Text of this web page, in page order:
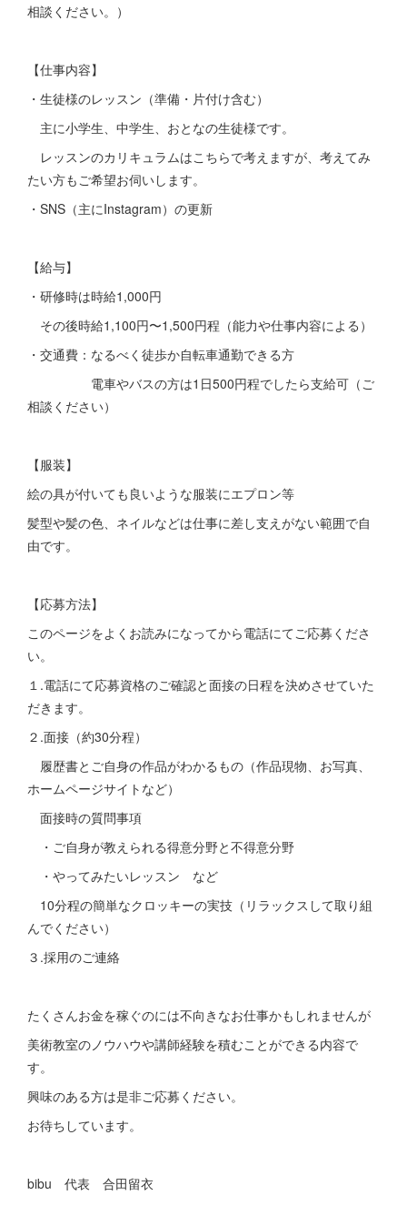
相談ください。）
【仕事内容】
・生徒様のレッスン（準備・片付け含む）
主に小学生、中学生、おとなの生徒様です。
レッスンのカリキュラムはこちらで考えますが、考えてみ
たい方もご希望お伺いします。
・SNS（主にInstagram）の更新
【給与】
・研修時は時給1,000円
その後時給1,100円〜1,500円程（能力や仕事内容による）
・交通費：なるべく徒歩か自転車通勤できる方
電車やバスの方は1日500円程でしたら支給可（ご
相談ください）
【服装】
絵の具が付いても良いような服装にエプロン等
髪型や髪の色、ネイルなどは仕事に差し支えがない範囲で自
由です。
【応募方法】
このページをよくお読みになってから電話にてご応募くださ
い。
１.電話にて応募資格のご確認と面接の日程を決めさせていた
だきます。
２.面接（約30分程）
履歴書とご自身の作品がわかるもの（作品現物、お写真、
ホームページサイトなど）
面接時の質問事項
・ご自身が教えられる得意分野と不得意分野
・やってみたいレッスン など
10分程の簡単なクロッキーの実技（リラックスして取り組
んでください）
３.採用のご連絡
たくさんお金を稼ぐのには不向きなお仕事かもしれませんが
美術教室のノウハウや講師経験を積むことができる内容で
す。
興味のある方は是非ご応募ください。
お待ちしています。
bibu 代表 合田留衣